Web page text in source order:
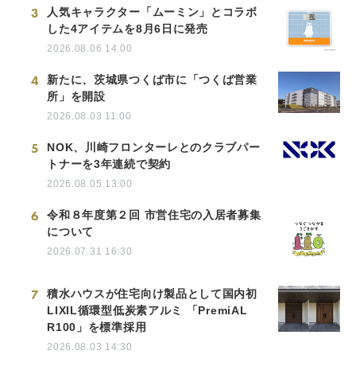
3
人気キャラクター「ムーミン」とコラボ
した4アイテムを8月6日に発売
2026.08.06 14:00
4
新たに、茨城県つくば市に「つくば営業
所」を開設
2026.08.03 11:00
5
NOK、川崎フロンターレとのクラブパー
トナーを3年連続で契約
2026.08.05 13:00
6
令和８年度第２回 市営住宅の入居者募集
について
2026.07.31 16:30
7
積水ハウスが住宅向け製品として国内初
LIXIL循環型低炭素アルミ 「PremiAL
R100」を標準採用
2026.08.03 14:30